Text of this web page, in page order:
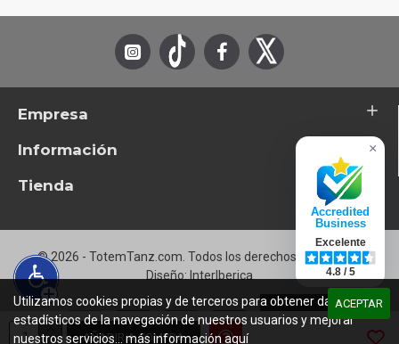
AÑADIR A COMPRA
Empresa
Información
Tienda
© 2026 - TotemTanz.com. Todos los derechos reservados
Diseño: InterIberica
ACEPTAR
Utilizamos cookies propias y de terceros para obtener datos
estadísticos de la navegación de nuestros usuarios y mejorar
nuestros servicios... más informaciónaquí
×
Accredited
Business
Excelente
4.8 / 5